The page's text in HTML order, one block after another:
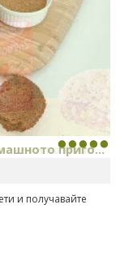
на Bond...
линия
и получавайте